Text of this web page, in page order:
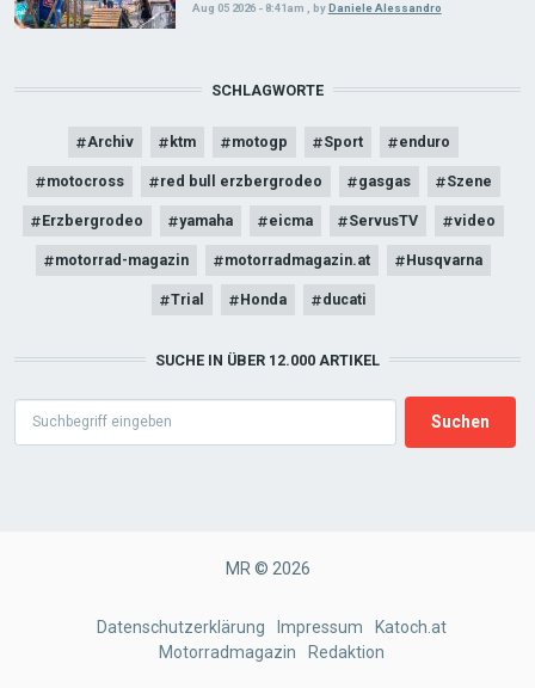
Aug 05 2026 - 8:41am , byDaniele Alessandro
SCHLAGWORTE
Archiv ktm motogp Sport enduro
motocross red bull erzbergrodeo gasgas Szene
Erzbergrodeo yamaha eicma ServusTV video
motorrad-magazin motorradmagazin.at Husqvarna
Trial Honda ducati
SUCHE IN ÜBER 12.000 ARTIKEL
MR © 2026
Datenschutzerklärung Impressum
Katoch.at
Motorradmagazin
Redaktion